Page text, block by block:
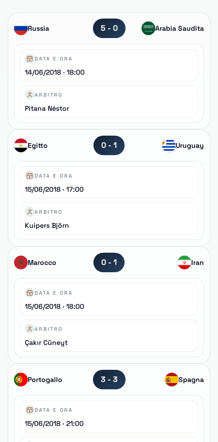
Russia 5 - 0 Arabia Saudita
DATA E ORA
14/06/2018 · 18:00
ARBITRO
Pitana Néstor
Egitto 0 - 1 Uruguay
DATA E ORA
15/06/2018 · 17:00
ARBITRO
Kuipers Björn
Marocco 0 - 1 Iran
DATA E ORA
15/06/2018 · 18:00
ARBITRO
Çakır Cüneyt
Portogallo 3 - 3 Spagna
DATA E ORA
15/06/2018 · 21:00